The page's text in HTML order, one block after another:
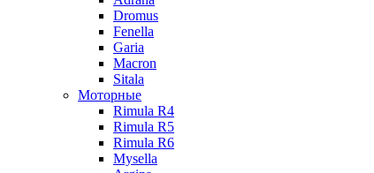
Dromus
Fenella
Garia
Macron
Sitala
Моторные
Rimula R4
Rimula R5
Rimula R6
Mysella